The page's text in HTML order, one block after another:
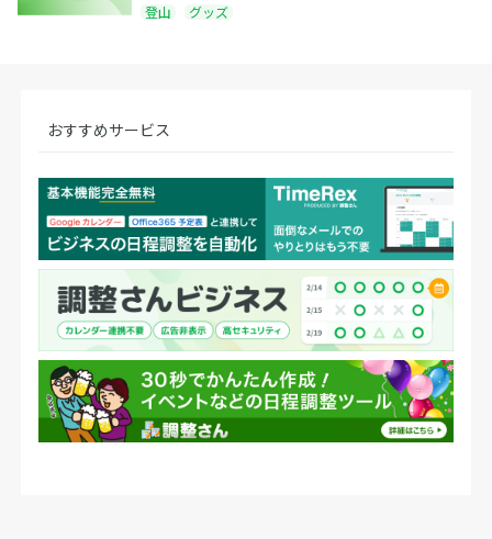
登山 グッズ
おすすめサービス